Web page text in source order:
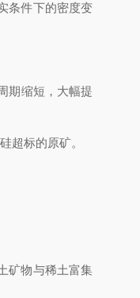
条件下的密度变
期缩短，大幅提
超标的原矿。
矿物与稀土富集